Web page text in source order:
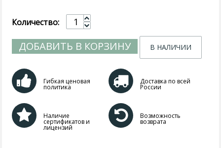
Количество:
ДОБАВИТЬ В КОРЗИНУ В НАЛИЧИИ
Гибкая ценовая
политика
Доставка по всей
России
Наличие
сертификатов и
лицензий
Возможность
возврата